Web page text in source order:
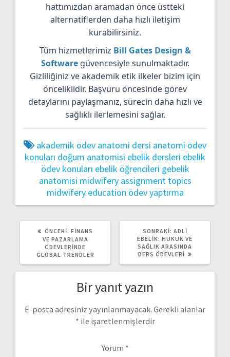
hattımızdan aramadan önce üstteki
alternatiflerden daha hızlı iletişim
kurabilirsiniz.
Tüm hizmetlerimiz Bill Gates Design &
Softwaregüvencesiyle sunulmaktadır.
Gizliliğiniz ve akademik etik ilkeler bizim için
önceliklidir. Başvuru öncesinde görev
detaylarını paylaşmanız, sürecin daha hızlı ve
sağlıklı ilerlemesini sağlar.
akademik ödev anatomi dersi anatomi ödev
konuları doğum anatomisi ebelik dersleri ebelik
ödev konuları ebelik öğrencileri gebelik
anatomisi midwifery assignment topics
midwifery education ödev yaptırma
ÖNCEKI: ÖNCEKI
YAZI:
FINANS
VE PAZARLAMA
ÖDEVLERINDE
GLOBAL TRENDLER
SONRAKI: SONRAKI
YAZI:
ADLI
EBELIK: HUKUK VE
SAĞLIK ARASINDA
DERS ÖDEVLERI
Bir yanıt yazın
E-posta adresiniz yayınlanmayacak. Gerekli alanlar
* ile işaretlenmişlerdir
Yorum *